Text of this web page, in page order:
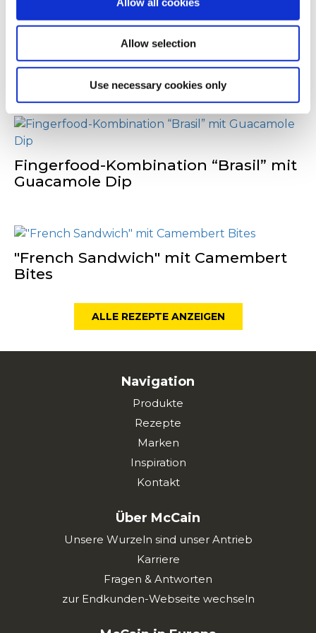
Allow selection
Use necessary cookies only
angesehen
Bauernfrühstück
Fingerfood-Kombination “Brasil” mit
Guacamole Dip
"French Sandwich" mit Camembert
Bites
ALLE REZEPTE ANZEIGEN
Navigation
Produkte
Rezepte
Marken
Inspiration
Kontakt
Über McCain
Unsere Wurzeln sind unser Antrieb
Karriere
Fragen & Antworten
zur Endkunden-Webseite wechseln